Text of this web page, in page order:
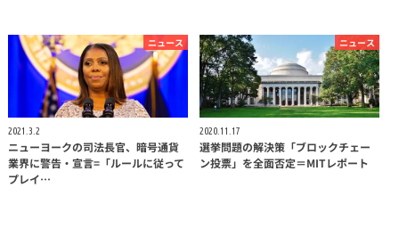
ニュース
2021.3.2
ニューヨークの司法長官、暗号通貨
業界に警告・宣言=「ルールに従って
プレイ…
ニュース
2020.11.17
選挙問題の解決策「ブロックチェー
ン投票」を全面否定＝MITレポート